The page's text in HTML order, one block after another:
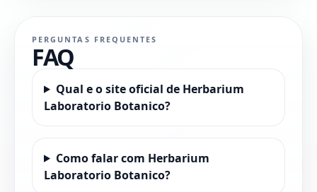
PERGUNTAS FREQUENTES
FAQ
Qual e o site oficial de Herbarium
Laboratorio Botanico?
Como falar com Herbarium
Laboratorio Botanico?